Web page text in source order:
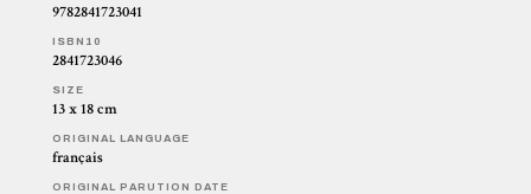
9782841723041
ISBN10
2841723046
SIZE
13 x 18 cm
ORIGINAL LANGUAGE
français
ORIGINAL PARUTION DATE